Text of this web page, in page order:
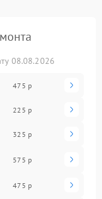
08.08.2026
475 р
225 р
325 р
575 р
475 р